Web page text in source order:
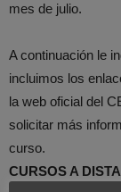
mes de julio.
A continuación le
incluimos los
la web oficial del
solicitar más
curso.
CURSOS A